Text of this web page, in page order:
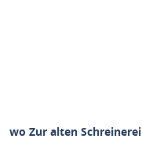
Zur alten Schreinerei